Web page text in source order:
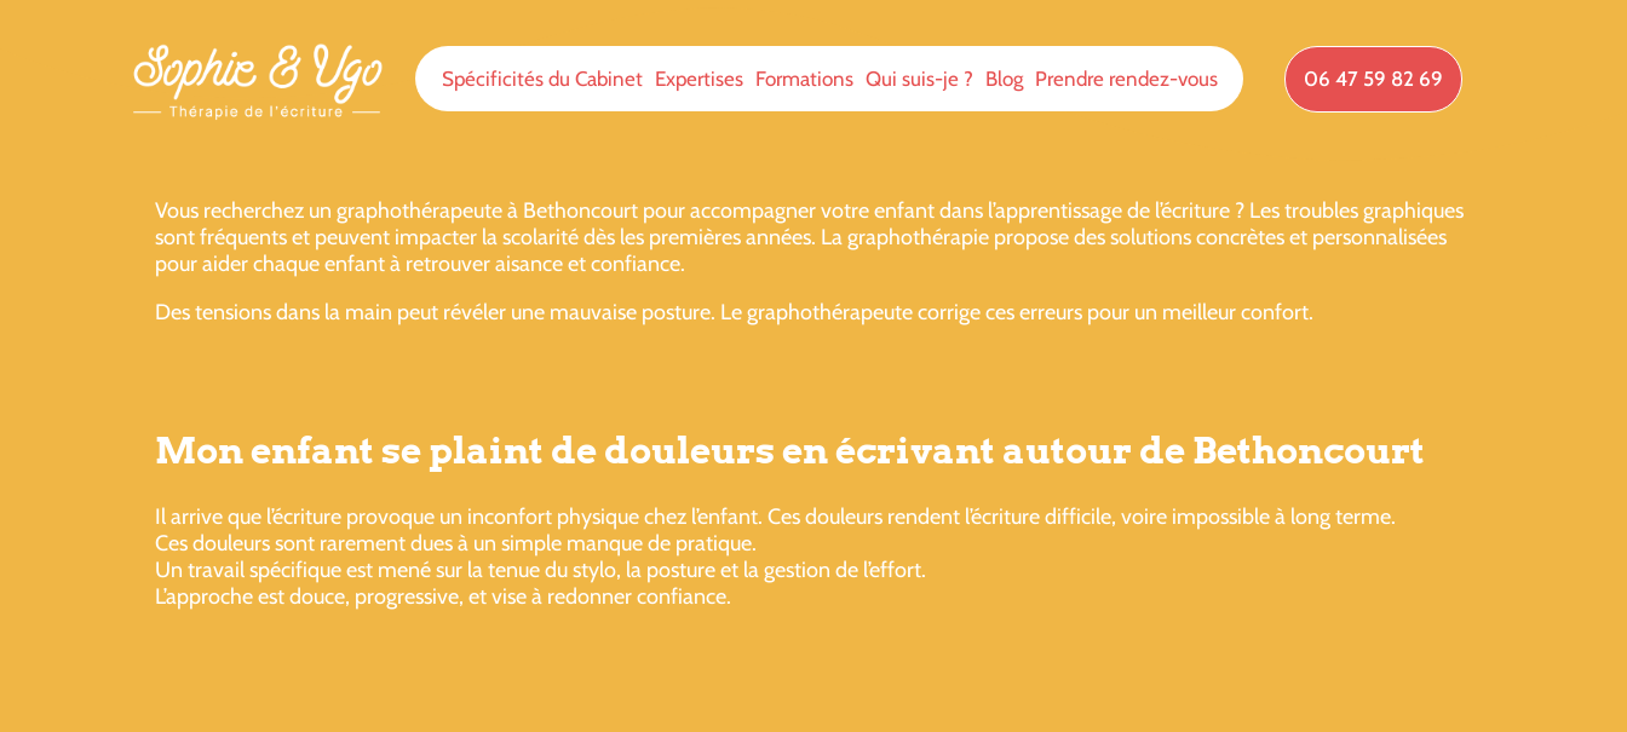
Spécificités du Cabinet Expertises Formations Qui suis-je ? Blog Prendre rendez-vous 06 47 59 82 69
Vous recherchez un graphothérapeute à Bethoncourt pour accompagner votre enfant dans l’apprentissage de l’écriture ? Les troubles graphiques
sont fréquents et peuvent impacter la scolarité dès les premières années. La graphothérapie propose des solutions concrètes et personnalisées
pour aider chaque enfant à retrouver aisance et confiance.
Des tensions dans la main peut révéler une mauvaise posture. Le graphothérapeute corrige ces erreurs pour un meilleur confort.
Mon enfant se plaint de douleurs en écrivant autour de Bethoncourt
Il arrive que l’écriture provoque un inconfort physique chez l’enfant. Ces douleurs rendent l’écriture difficile, voire impossible à long terme.
Ces douleurs sont rarement dues à un simple manque de pratique.
Un travail spécifique est mené sur la tenue du stylo, la posture et la gestion de l’effort.
L’approche est douce, progressive, et vise à redonner confiance.